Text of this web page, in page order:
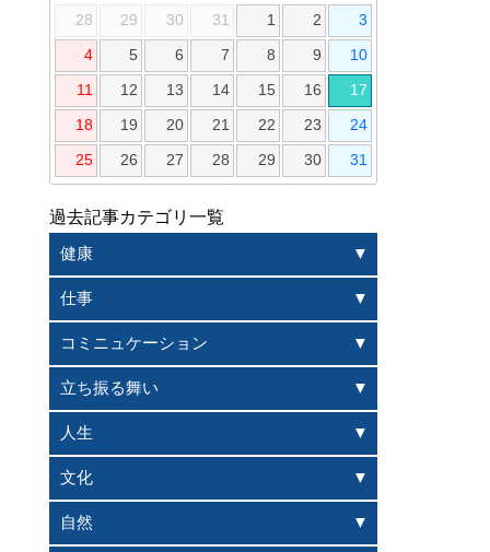
28 29 30 31 1 2 3
4 5 6 7 8 9 10
11 12 13 14 15 16 17
18 19 20 21 22 23 24
25 26 27 28 29 30 31
過去記事カテゴリ一覧
健康
仕事
コミニュケーション
立ち振る舞い
人生
文化
自然